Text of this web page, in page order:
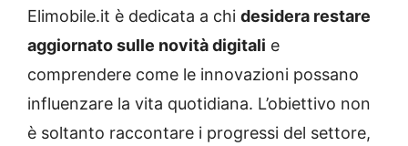
Elimobile.it è dedicata a chi desidera restare
aggiornato sulle novità digitali e
comprendere come le innovazioni possano
influenzare la vita quotidiana. L’obiettivo non
è soltanto raccontare i progressi del settore,